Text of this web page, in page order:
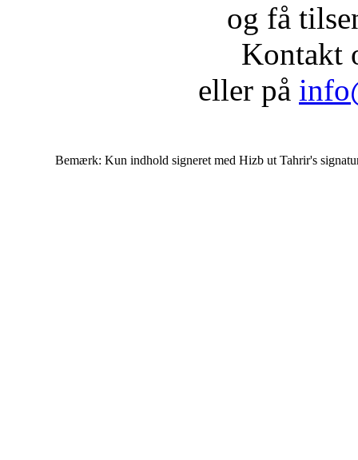
og få
Kontakt
eller på
Bemærk: Kun indhold signeret med Hizb ut Tahrir's